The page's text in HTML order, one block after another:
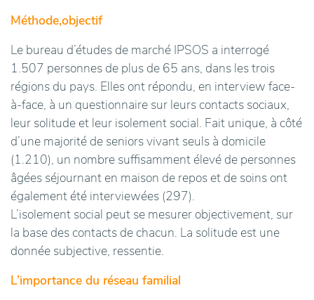
Méthode,objectif
Le bureau d’études de marché IPSOS a interrogé
1.507 personnes de plus de 65 ans, dans les trois
régions du pays. Elles ont répondu, en interview face-
à-face, à un questionnaire sur leurs contacts sociaux,
leur solitude et leur isolement social. Fait unique, à côté
d’une majorité de seniors vivant seuls à domicile
(1.210), un nombre suffisamment élevé de personnes
âgées séjournant en maison de repos et de soins ont
également été interviewées (297).
L’isolement social peut se mesurer objectivement, sur
la base des contacts de chacun. La solitude est une
donnée subjective, ressentie.
L’importance du réseau familial